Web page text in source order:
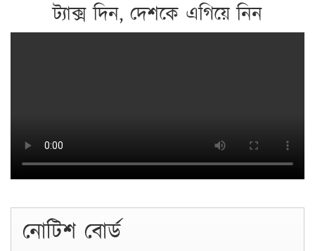
ট্যাক্স দিন, দেশকে এগিয়ে নিন
নোটিশ বোর্ড